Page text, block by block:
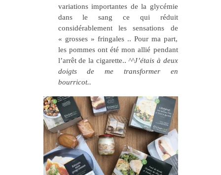
variations importantes de la glycémie
dans le sang ce qui réduit
considérablement les sensations de
« grosses » fringales .. Pour ma part,
les pommes ont été mon allié pendant
l’arrêt de la cigarette..^^J’étais à deux
doigts de me transformer en
bourricot..